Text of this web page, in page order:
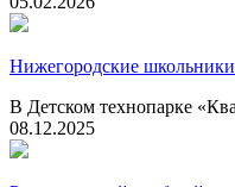
Нижегородские
В Детском технопарке
08.12.2025